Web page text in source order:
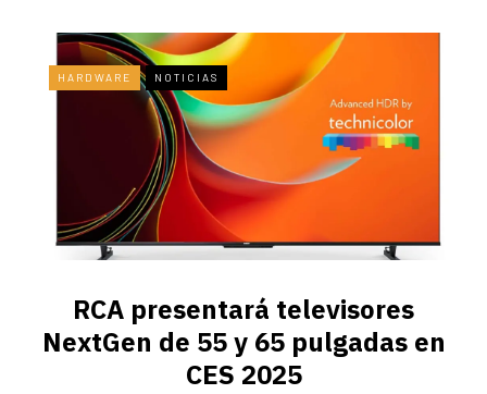
HARDWARE NOTICIAS
RCA presentará televisores
NextGen de 55 y 65 pulgadas en
CES 2025